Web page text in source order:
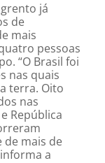
já
de
mais
pessoas
“O Brasil foi
nas quais
terra. Oito
nas
República
mais de
a